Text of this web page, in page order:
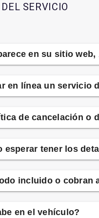
SERVICIO
en su sitio web,
en línea un servicio
de cancelación o
esperar tener los
incluido o cobran
en el vehículo?